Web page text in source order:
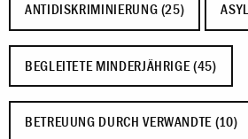
ANTIDISKRIMINIERUNG (25)
BEGLEITETE MINDERJÄHRIGE (45)
BETREUUNG DURCH VERWANDTE (10)